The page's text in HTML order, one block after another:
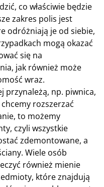
co właściwie będzie
zakres polis jest
odróżniają je od siebie,
mogą okazać
się na
jak również może
wraz.
przynależą, np. piwnica,
rozszerzać
to możemy
czyli wszystkie
zdemontowane, a
Wiele osób
również mienie
które znajdują